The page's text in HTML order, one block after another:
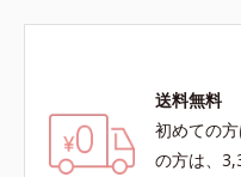
送料無料
初めての
の方は、